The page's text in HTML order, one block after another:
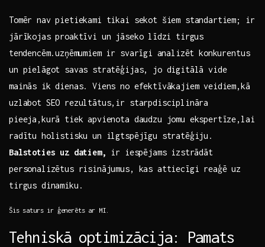
Tomēr nav pietiekami tikai sekot šiem standartiem; ir
jārīkojas proaktīvi un jāseko ⁤līdzi​ tirgus
⁣tendencēm.uzņēmumiem ir svarīgi ⁢analizēt konkurentus⁤
un pielāgot savas stratēģijas, jo ‌digitālā vide
mainās ik dienas. Viens no efektīvākajiem veidiem,kā
uzlabot SEO rezultātus,ir ‍starpdisciplināra
pieeja,kurā tiek apvienota daudzu jomu ekspertīze,lai
radītu holistisku‌ un ilgtspējīgu stratēģiju.‍
Balstoties uz datiem, ​ir⁢ iespējams izstrādāt
personalizētus risinājumus, kas attiecīgi reaģē uz
tirgus dinamiku.
Šis ‍saturs ir ģenerēts ar MI.
Tehniskā optimizācija: Pamats